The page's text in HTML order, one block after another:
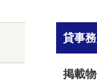
貸事
掲載